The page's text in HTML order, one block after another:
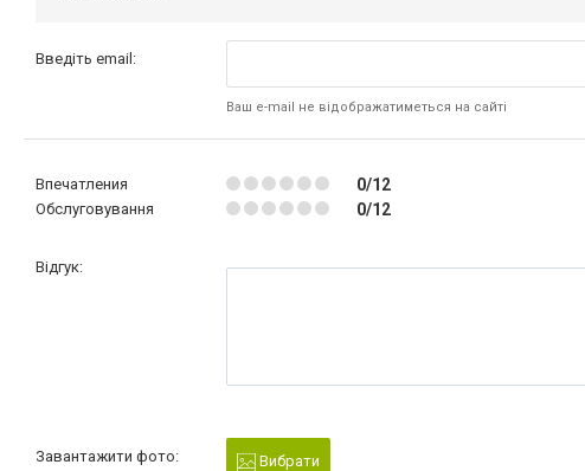
Введіть email:
Ваш e-mail не відображатиметься на сайті
Впечатления 0/12
Обслуговування 0/12
Відгук:
Завантажити фото: Вибрати